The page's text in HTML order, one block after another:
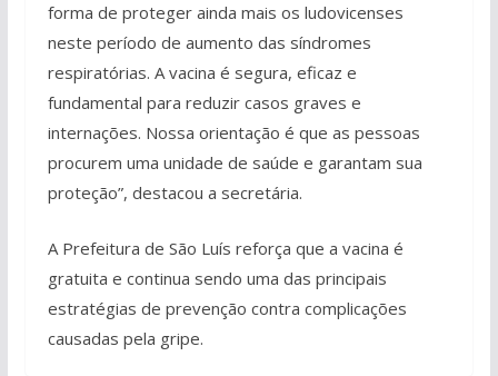
forma de proteger ainda mais os ludovicenses
neste período de aumento das síndromes
respiratórias. A vacina é segura, eficaz e
fundamental para reduzir casos graves e
internações. Nossa orientação é que as pessoas
procurem uma unidade de saúde e garantam sua
proteção”, destacou a secretária.
A Prefeitura de São Luís reforça que a vacina é
gratuita e continua sendo uma das principais
estratégias de prevenção contra complicações
causadas pela gripe.